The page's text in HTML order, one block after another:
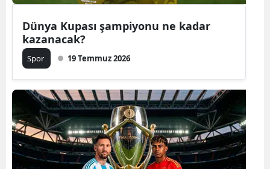
Giresun
Gümüşhane
Hakkari
Hatay
Dünya Kupası şampiyonu ne kadar
kazanacak?
Spor 19 Temmuz 2026